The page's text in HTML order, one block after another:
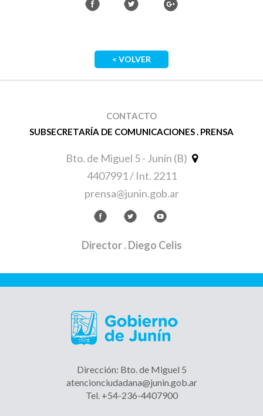
< VOLVER
CONTACTO
SUBSECRETARÍA DE COMUNICACIONES . PRENSA
Bto. de Miguel 5 - Junín (B)
4407991 / Int. 2211
prensa@junin.gob.ar
Director. Diego Celis
Dirección: Bto. de Miguel 5
atencionciudadana@junin.gob.ar
Tel. +54-236-4407900